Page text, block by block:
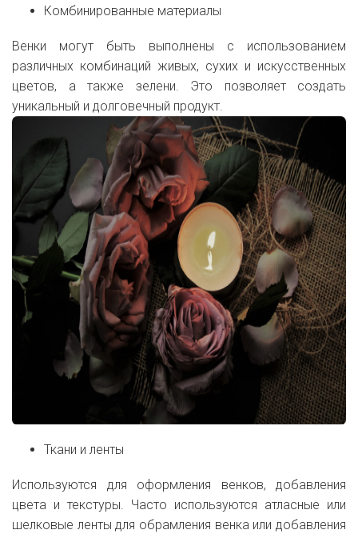
Комбинированные материалы
Венки могут быть выполнены с использованием
различных комбинаций живых, сухих и искусственных
цветов, а также зелени. Это позволяет создать
уникальный и долговечный продукт.
Ткани и ленты
Используются для оформления венков, добавления
цвета и текстуры. Часто используются атласные или
шелковые ленты для обрамления венка или добавления